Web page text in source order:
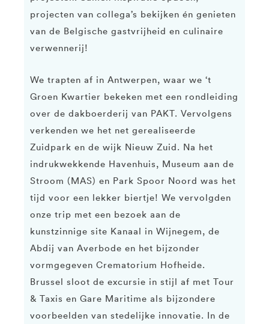
projecten van collega’s bekijken én genieten
van de Belgische gastvrijheid en culinaire
verwennerij!
We trapten af in Antwerpen, waar we ‘t
Groen Kwartier bekeken met een rondleiding
over de dakboerderij van PAKT. Vervolgens
verkenden we het net gerealiseerde
Zuidpark en de wijk Nieuw Zuid. Na het
indrukwekkende Havenhuis, Museum aan de
Stroom (MAS) en Park Spoor Noord was het
tijd voor een lekker biertje! We vervolgden
onze trip met een bezoek aan de
kunstzinnige site Kanaal in Wijnegem, de
Abdij van Averbode en het bijzonder
vormgegeven Crematorium Hofheide.
Brussel sloot de excursie in stijl af met Tour
& Taxis en Gare Maritime als bijzondere
voorbeelden van stedelijke innovatie. In de